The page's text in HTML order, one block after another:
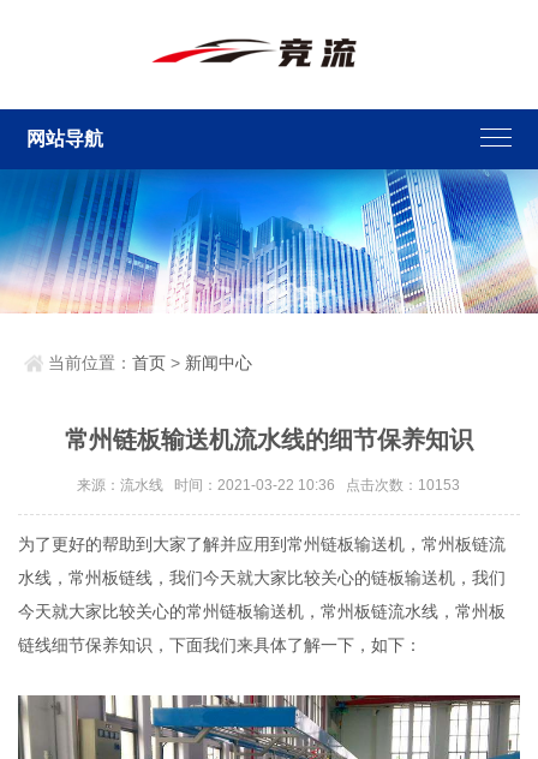
网站导航
当前位置：首页 > 新闻中心
常州链板输送机流水线的细节保养知识
来源：流水线 时间：2021-03-22 10:36 点击次数：10153
为了更好的帮助到大家了解并应用到常州链板输送机，常州板链流
水线，常州板链线，我们今天就大家比较关心的链板输送机，我们
今天就大家比较关心的常州链板输送机，常州板链流水线，常州板
链线细节保养知识，下面我们来具体了解一下，如下：